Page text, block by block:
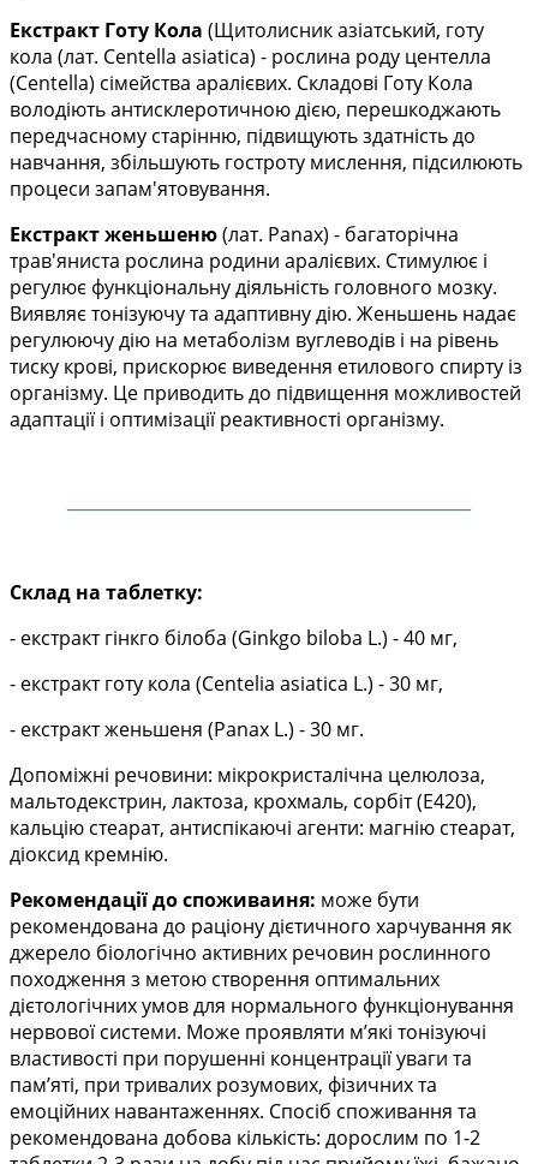
Екстракт Готу Кола (Щитолисник азіатський, готу
кола (лат. Centella asiatica) - рослина роду центелла
(Centella) сімейства аралієвих. Складові Готу Кола
володіють антисклеротичною дією, перешкоджають
передчасному старінню, підвищують здатність до
навчання, збільшують гостроту мислення, підсилюють
процеси запам'ятовування.
Екстракт женьшеню(лат. Panax) - багаторічна
трав'яниста рослина родини аралієвих. Стимулює і
регулює функціональну діяльність головного мозку.
Виявляє тонізуючу та адаптивну дію. Женьшень надає
регулюючу дію на метаболізм вуглеводів і на рівень
тиску крові, прискорює виведення етилового спирту із
організму. Це приводить до підвищення можливостей
адаптації і оптимізації реактивності організму.
—————————————————————
Склад на таблетку:
- екстракт гінкго білоба (Ginkgo biloba L.) - 40 мг,
- екстракт готу кола (Centelia asiatica L.) - 30 мг,
- екстракт женьшеня (Panax L.) - 30 мг.
Допоміжні речовини: мікрокристалічна целюлоза,
мальтодекстрин, лактоза, крохмаль, сорбіт (Е420),
кальцію стеарат, антиспікаючі агенти: магнію стеарат,
діоксид кремнію.
Рекомендації до споживаиня: може бути
рекомендована до раціону дієтичного харчування як
джерело біологічно активних речовин рослинного
походження з метою створення оптимальних
дієтологічних умов для нормального функціонування
нервової системи. Може проявляти м’які тонізуючі
властивості при порушенні концентрації уваги та
пам’яті, при тривалих розумових, фізичних та
емоційних навантаженнях. Спосіб споживання та
рекомендована добова кількість: дорослим по 1-2